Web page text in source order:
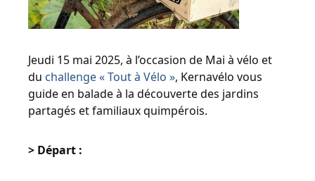
Jeudi 15 mai 2025, à l’occasion de Mai à vélo et
du challenge « Tout à Vélo », Kernavélo vous
guide en balade à la découverte des jardins
partagés et familiaux quimpérois.
> Départ :